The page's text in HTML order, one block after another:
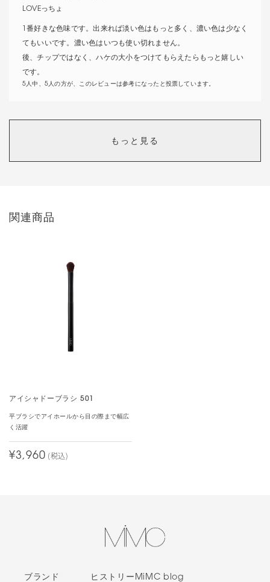
LOVEっちょ
1番好きな色味です。出来れば淡い色はもっと多く、濃い色は少なく
てもいいです。濃い色はいつも使い切れません。
後、チップではなく、ハケの大小をつけてもらえたらもっと嬉しい
です。
5人中、5人の方が、このレビューは参考になったと投票しています。
大人かわいいピンクメイク
カラーを替えてニュアンスチェンジを楽しんでいます。
35 ヴィジョナリー
ーっと発色して、どっちの色も本当に可愛い！今まで使い切ったこ
とがなかったですが、この新色は使い切るなと開けた瞬間におもい
ーアース
カラー：00 モイスチュアコントロール(モーニングライト)
ムーンニンフはイエベスプリングさんに似合う色とされています
が、ブルべサマーの私が使用しても浮かずに使いやすいお色で早々
その後、2016ssコレクションで発売されたノースショアとマジック
もっと見る
関連商品
アイシャドーブラシ 501
平ブラシでアイホールから目の際まで幅広
く活躍
¥3,960 (税込)
ブランド ヒストリー MiMC blog